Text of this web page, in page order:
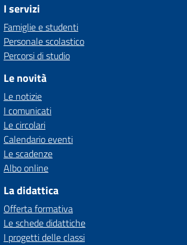
I servizi
Famiglie e studenti
Personale scolastico
Percorsi di studio
Le novità
Le notizie
I comunicati
Le circolari
Calendario eventi
Le scadenze
Albo online
La didattica
Offerta formativa
Le schede didattiche
I progetti delle classi